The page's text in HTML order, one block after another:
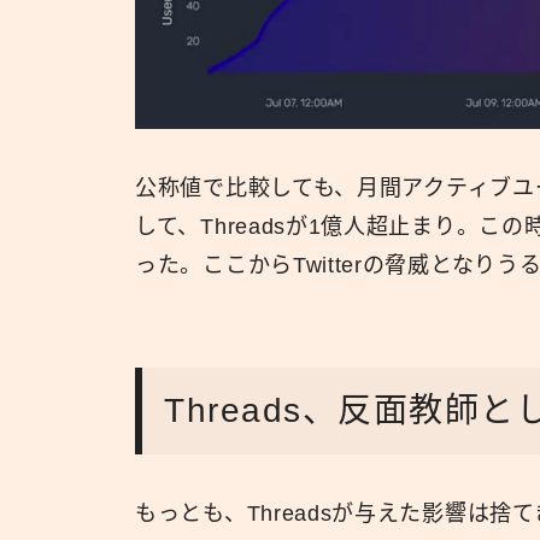
公称値で比較しても、月間アクティブ
して、Threadsが1億人超止まり。こ
った。ここからTwitterの脅威となりう
Threads、反面教師と
もっとも、Threadsが与えた影響は捨